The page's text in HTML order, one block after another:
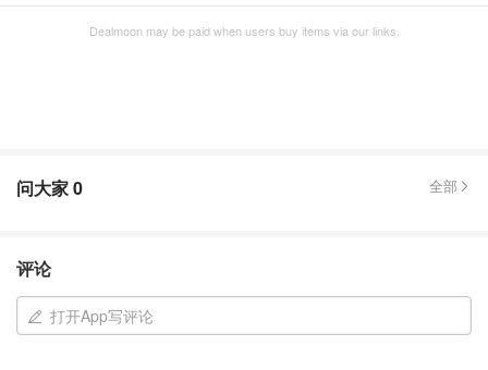
Dealmoon may be paid when users buy items via our links.
问大家0 全部
评论
打开App写评论